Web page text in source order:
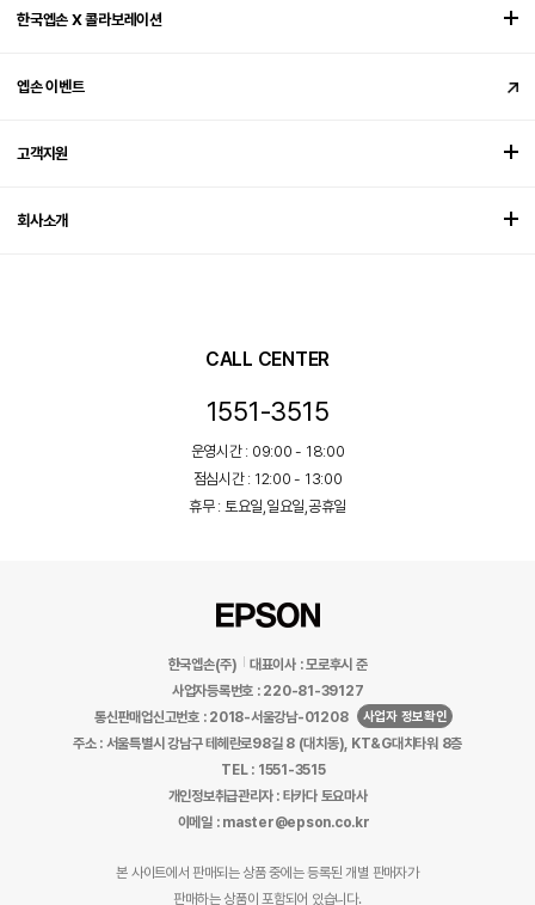
한국엡손 X 콜라보레이션
엡손 이벤트
고객지원
회사소개
CALL CENTER
1551-3515
운영시간 : 09:00 - 18:00
점심시간 : 12:00 - 13:00
휴무 : 토요일,일요일,공휴일
한국엡손(주)
대표이사 : 모로후시 준
사업자등록번호 : 220-81-39127
통신판매업신고번호 : 2018-서울강남-01208
사업자 정보확인
주소 : 서울특별시 강남구 테헤란로98길 8 (대치동), KT&G대치타워 8층
TEL : 1551-3515
개인정보취급관리자 : 타카다 토요마사
이메일 : master@epson.co.kr
본 사이트에서 판매되는 상품 중에는 등록된 개별 판매자가
판매하는 상품이 포함되어 있습니다.